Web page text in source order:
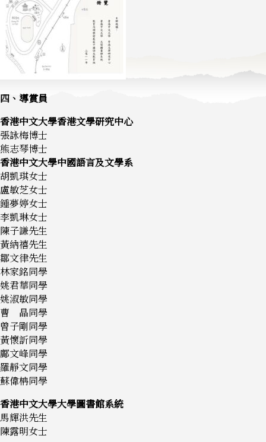
四、導賞員
香港中文大學香港文學研究中心
張詠梅博士
熊志琴博士
香港中文大學中國語言及文學系
胡凱琪女士
盧敏芝女士
鍾夢婷女士
李凱琳女士
陳子謙先生
黃納禧先生
鄒文律先生
林家銘同學
姚君華同學
姚淑敏同學
曹 晶同學
曾子剛同學
黃懷訢同學
鄺文峰同學
羅靜文同學
蘇偉柟同學
香港中文大學大學圖書館系統
馬輝洪先生
陳露明女士